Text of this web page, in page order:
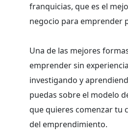
franquicias, que es el
negocio para emprender
Una de las mejores
emprender sin
investigando y
puedas sobre el modelo
que quieres comenzar tu
del emprendimiento.